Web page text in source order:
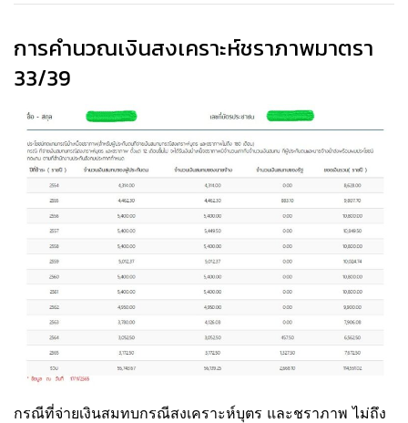
การคำนวณเงินสงเคราะห์ชราภาพมาตรา
33/39
กรณีที่จ่ายเงินสมทบกรณีสงเคราะห์บุตร และชราภาพ ไม่ถึง